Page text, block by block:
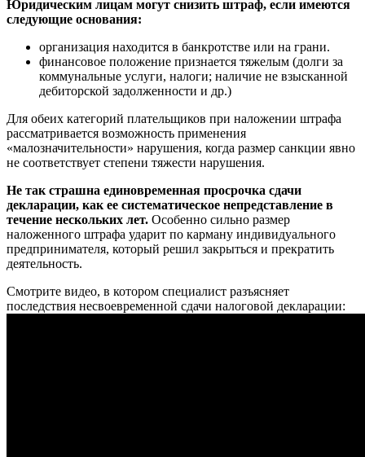
Юридическим лицам могут снизить штраф, если имеются
следующие основания:
организация находится в банкротстве или на грани.
финансовое положение признается тяжелым (долги за
коммунальные услуги, налоги; наличие не взысканной
дебиторской задолженности и др.)
Для обеих категорий плательщиков при наложении штрафа
рассматривается возможность применения
«малозначительности» нарушения, когда размер санкции явно
не соответствует степени тяжести нарушения.
Не так страшна единовременная просрочка сдачи
декларации, как ее систематическое непредставление в
течение нескольких лет. Особенно сильно размер
наложенного штрафа ударит по карману индивидуального
предпринимателя, который решил закрыться и прекратить
деятельность.
Смотрите видео, в котором специалист разъясняет
последствия несвоевременной сдачи налоговой декларации: